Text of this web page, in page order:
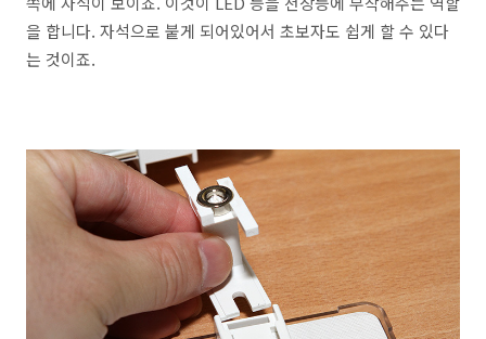
을 합니다. 자석으로 붙게 되어있어서 초보자도 쉽게 할 수 있다
는 것이죠.